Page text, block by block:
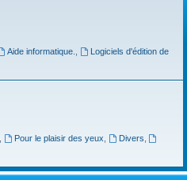
Aide informatique.
Logiciels d'édition de
Pour le plaisir des yeux Divers